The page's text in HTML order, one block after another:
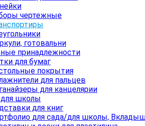
чертежные
готовальни
принадлежности
для бумаг
покрытия
для пальцев
для канцелярии
школы
для книг
для сада/для школы,